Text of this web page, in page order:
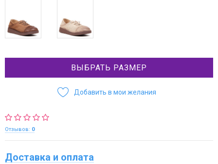
ВЫБРАТЬ РАЗМЕР
Добавить в мои желания
Отзывов: 0
Доставка и оплата